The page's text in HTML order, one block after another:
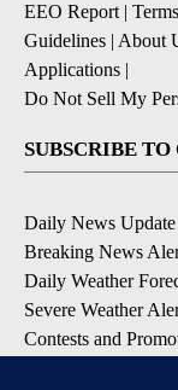
EEO Report|
Guidelines | About
Applications |
Do Not Sell My
SUBSCRIBE
Daily News Update
Breaking News
Daily Weather
Severe Weather
Contests and